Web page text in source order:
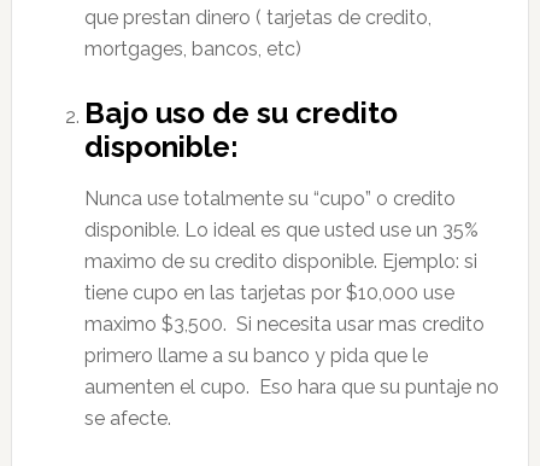
que prestan dinero ( tarjetas de credito,
mortgages, bancos, etc)
Bajo uso de su credito
disponible:
Nunca use totalmente su “cupo” o credito
disponible. Lo ideal es que usted use un 35%
maximo de su credito disponible. Ejemplo: si
tiene cupo en las tarjetas por $10,000 use
maximo $3,500. Si necesita usar mas credito
primero llame a su banco y pida que le
aumenten el cupo. Eso hara que su puntaje no
se afecte.